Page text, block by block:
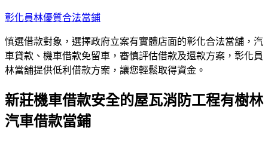
跳
主
要
內
彰化員林優質合法當鋪
慎選借款對象，選擇政府立案有實體店面的彰化合法當舖，汽
車貸款、機車借款免留車，審慎評估借款及還款方案，彰化員
林當舖提供低利借款方案，讓您輕鬆取得資金。
新莊機車借款安全的屋瓦消防工程有樹林
汽車借款當鋪